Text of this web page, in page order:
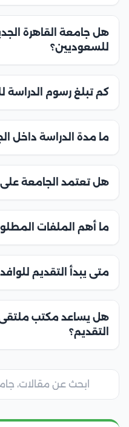
هل جامعة القاهرة
للسعوديين؟
كم تبلغ رسوم الدراسة
ما مدة الدراسة داخل
هل تعتمد الجامعة على
ما أهم الملفات
متى يبدأ التقديم
هل يساعد مكتب
التقديم؟